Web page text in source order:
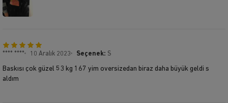
**** **** 10 Aralık 2023 Seçenek: S
Baskısı çok güzel 53 kg 167 yim oversizedan biraz daha büyük geldi s
aldım